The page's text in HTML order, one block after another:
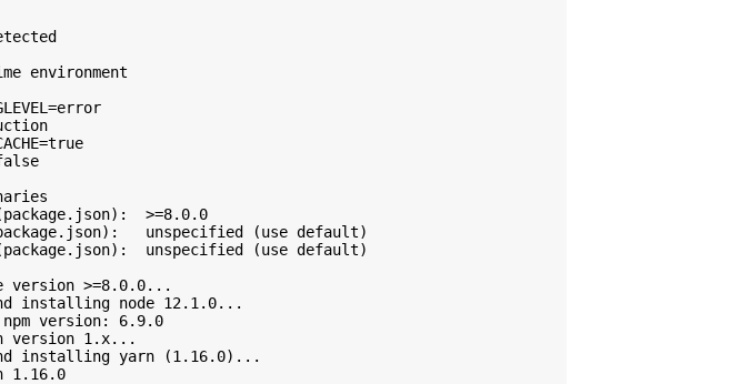
environment
>=8.0.0
unspecified (use default)
unspecified (use default)
version >=8.0.0...
installing node 12.1.0...
version: 6.9.0
version 1.x...
installing yarn (1.16.0)...
1.16.0